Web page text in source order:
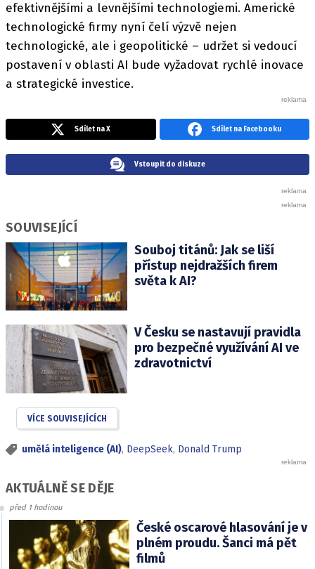
efektivnějšími a levnějšími technologiemi. Americké
technologické firmy nyní čelí výzvě nejen
technologické, ale i geopolitické – udržet si vedoucí
postavení v oblasti AI bude vyžadovat rychlé inovace
a strategické investice.
Sdílet na X Sdílet na Facebooku
Vstoupit do diskuze
SOUVISEJÍCÍ
Souboj titánů: Jak se liší
přístup nejdražších firem
světa k AI?
V Česku se nastavují pravidla
pro bezpečné využívání AI ve
zdravotnictví
VÍCE SOUVISEJÍCÍCH
umělá inteligence (AI), DeepSeek, Donald Trump
AKTUÁLNĚ SE DĚJE
před 1 hodinou
České oscarové hlasování je v
plném proudu. Šanci má pět
filmů